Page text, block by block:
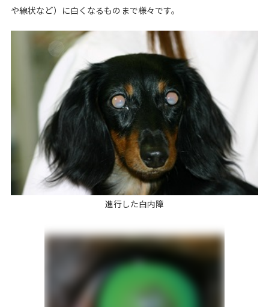
や線状など）に白くなるものまで様々です。
進行した白内障